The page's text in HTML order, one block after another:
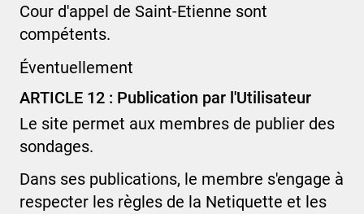
Cour d'appel de Saint-Etienne sont
compétents.
Éventuellement
ARTICLE 12 : Publication par l'Utilisateur
Le site permet aux membres de publier des
sondages.
Dans ses publications, le membre s'engage à
respecter les règles de la Netiquette et les